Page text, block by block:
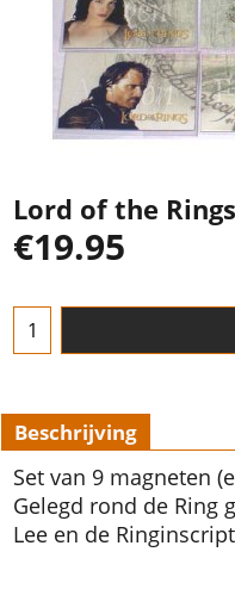
Lord of the
€19.95
Beschrijving
Set van 9 magneten
Gelegd rond de Ring
Lee en de